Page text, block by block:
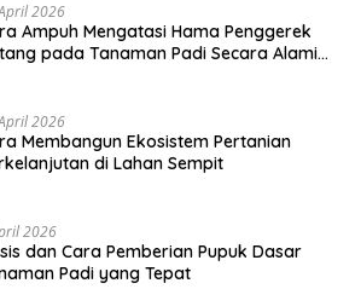
2026
Ampuh Mengatasi Hama Penggerek
pada Tanaman Padi Secara Alami
2026
Membangun Ekosistem Pertanian
di Lahan Sempit
2026
dan Cara Pemberian Pupuk Dasar
Padi yang Tepat